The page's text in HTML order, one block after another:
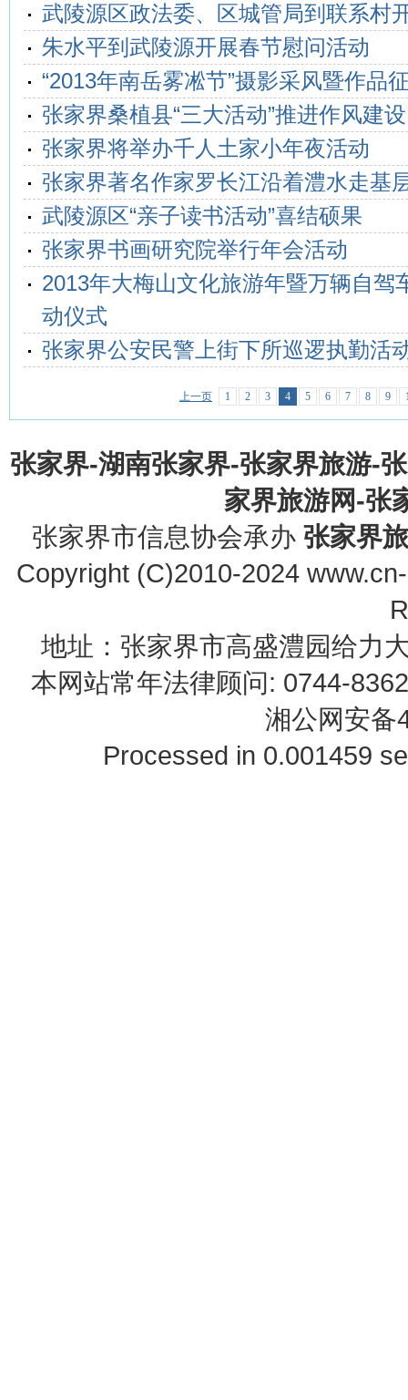
武陵源区政法委、区城管局到联系村
朱水平到武陵源开展春节慰问活动
“2013年南岳雾凇节”摄影采风暨作品
张家界桑植县“三大活动”推进作风建设
张家界将举办千人土家小年夜活动
张家界著名作家罗长江沿着澧水走基
武陵源区“亲子读书活动”喜结硕果
张家界书画研究院举行年会活动
2013年大梅山文化旅游年暨万辆自驾
动仪式
张家界公安民警上街下所巡逻执勤活
上一页 1 2 3 4 5 6 7 8 9
张家界-湖南张家界-张家界旅游-
家界旅游网-张
张家界市信息协会承办 张家界
Copyright (C)2010-2024
地址：张家界市高盛澧园给力
本网站常年法律顾问: 0744-
湘公网安备
Processed in 0.001459